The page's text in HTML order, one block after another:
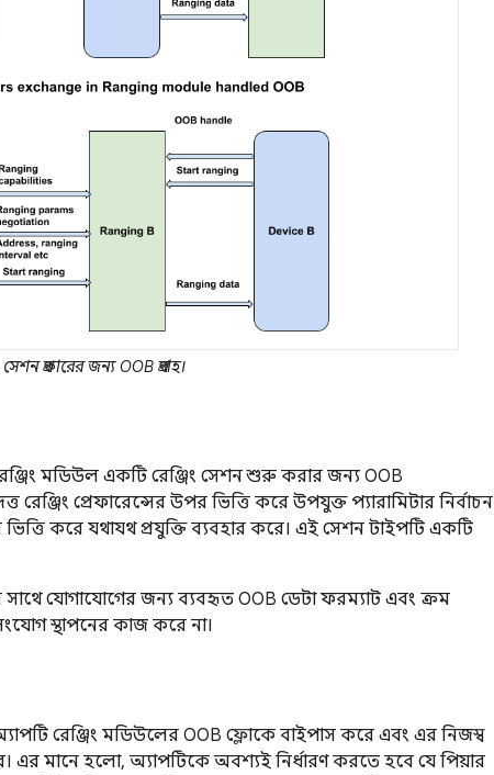
সেশন প্রকারের জন্য OOB প্রবাহ।
মডিউল একটি রেঞ্জিং সেশন শুরু করার জন্য OOB
রেঞ্জিং প্রেফারেন্সের উপর ভিত্তি করে উপযুক্ত প্যারামিটার নির্বাচন
করে যথাযথ প্রযুক্তি ব্যবহার করে। এই সেশন টাইপটি একটি
সাথে যোগাযোগের জন্য ব্যবহৃত OOB ডেটা ফরম্যাট এবং ক্রম
স্থাপনের কাজ করে না।
রেঞ্জিং মডিউলের OOB ফ্লোকে বাইপাস করে এবং এর নিজস্ব
এর মানে হলো, অ্যাপটিকে অবশ্যই নির্ধারণ করতে হবে যে পিয়ার